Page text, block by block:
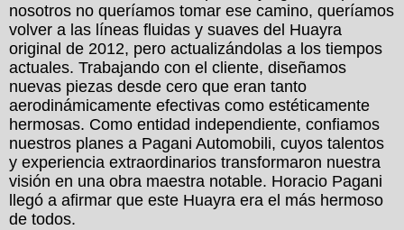
nosotros no queríamos tomar ese camino, queríamos
volver a las líneas fluidas y suaves del Huayra
original de 2012, pero actualizándolas a los tiempos
actuales. Trabajando con el cliente, diseñamos
nuevas piezas desde cero que eran tanto
aerodinámicamente efectivas como estéticamente
hermosas. Como entidad independiente, confiamos
nuestros planes a Pagani Automobili, cuyos talentos
y experiencia extraordinarios transformaron nuestra
visión en una obra maestra notable. Horacio Pagani
llegó a afirmar que este Huayra era el más hermoso
de todos.